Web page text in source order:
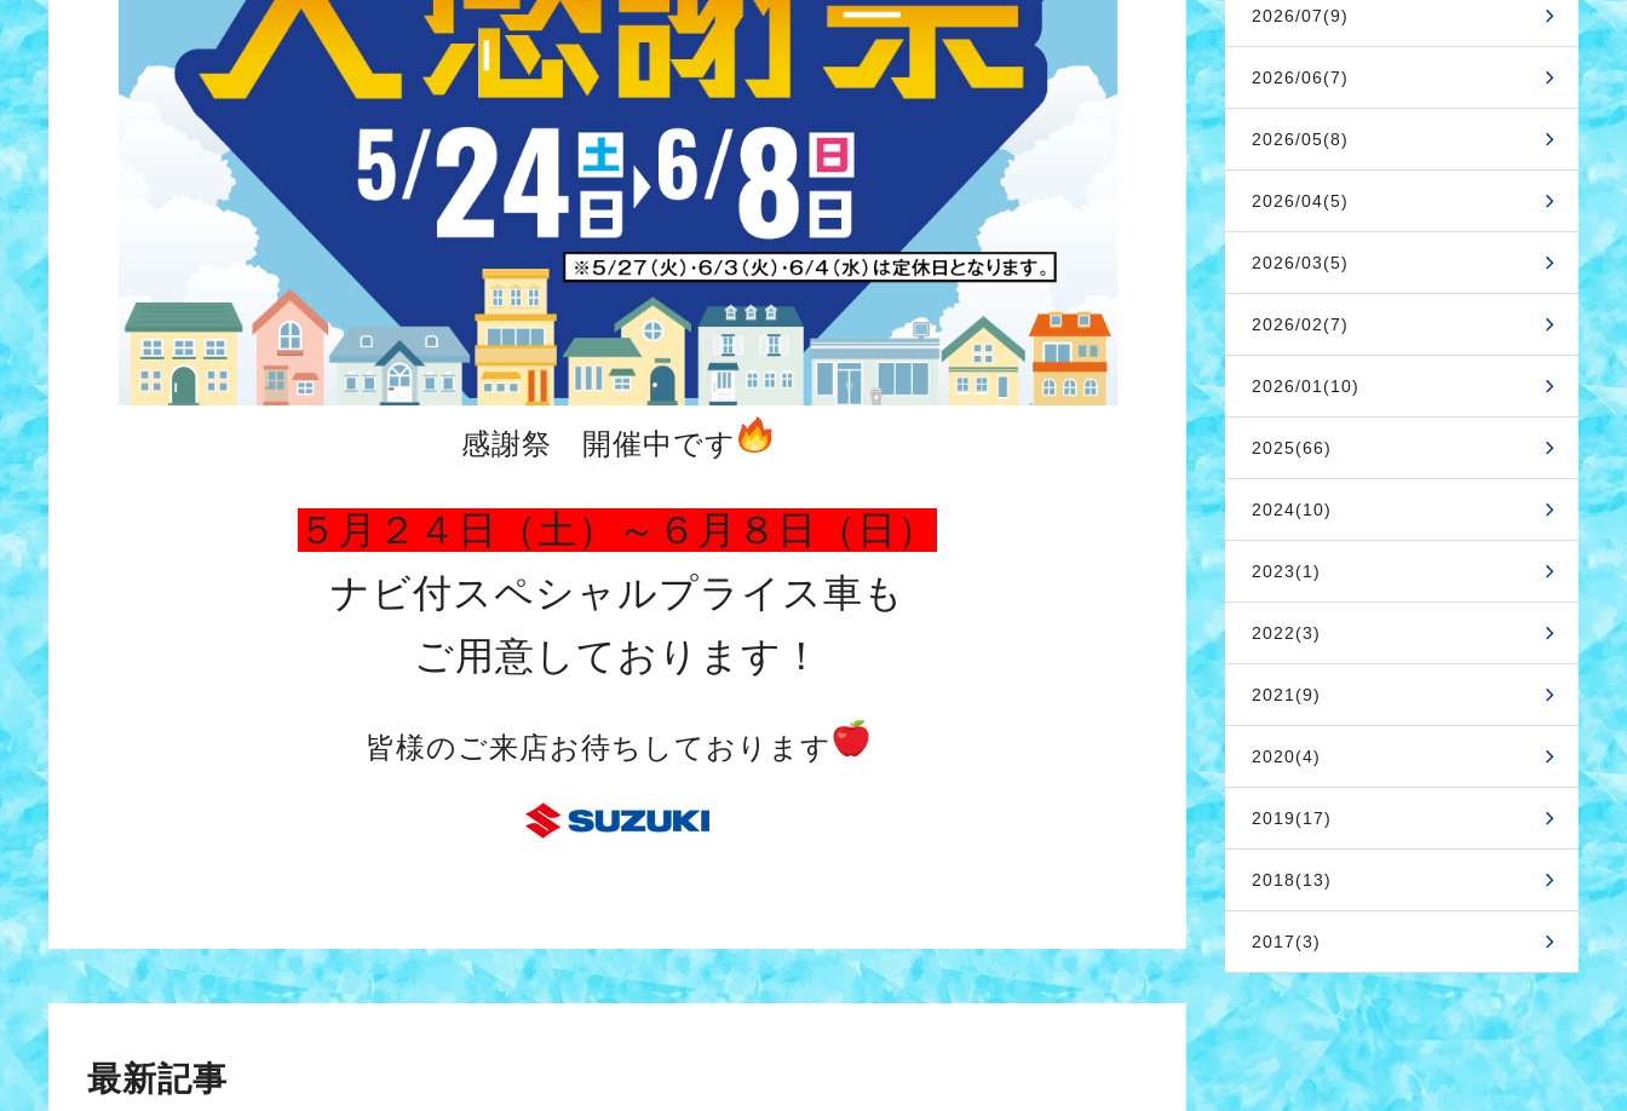
感謝祭 開催中です
５月２４日（土）～６月８日（日）
ナビ付スペシャルプライス車も
ご用意しております！
皆様のご来店お待ちしております
最新記事
2026/07(9)
2026/06(7)
2026/05(8)
2026/04(5)
2026/03(5)
2026/02(7)
2026/01(10)
2025(66)
2024(10)
2023(1)
2022(3)
2021(9)
2020(4)
2019(17)
2018(13)
2017(3)